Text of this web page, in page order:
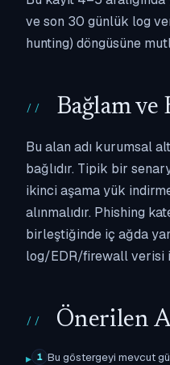
ve son 30 günlük log
hunting) döngüsüne
Bağlam
Bu alan adı kurumsal
bağlıdır. Tipik bir
ikinci aşama yük
alınmalıdır. Phishing
birleştiğinde iç ağda
log/EDR/firewall verisi
Önerilen
1 Bu göstergeyi mevcut